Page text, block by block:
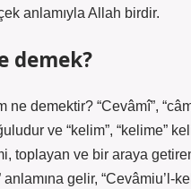
anlamıyla Allah birdir.
demek?
ne demektir? “Cevâmî”,
ve “kelim”, “kelime”
toplayan ve bir araya
anlamına gelir, “Cevâmiu’l-